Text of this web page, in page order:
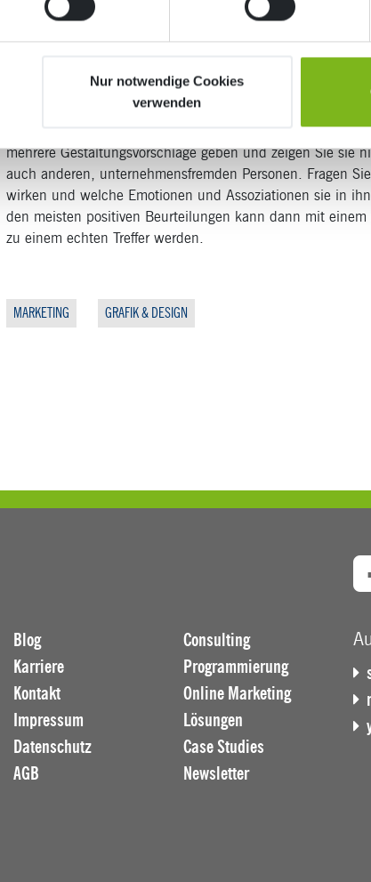
Nur notwendige Cookies
verwenden
verschiedenen Hintergründen anbringen möchten.
Briefköpfen, in satten Farben an der Außenwand des
Fazit: Wenn Sie sich an die vier Regeln Verständlichkeit,
Reproduzierbarkeit halten, kann nichts schief gehen.
mehrere Gestaltungsvorschläge geben und zeigen Sie sie
auch anderen, unternehmensfremden Personen. Fragen
wirken und welche Emotionen und Assoziationen sie in
den meisten positiven Beurteilungen kann dann mit
zu einem echten Treffer werden.
MARKETING GRAFIK & DESIGN
Blog
Karriere
Kontakt
Impressum
Datenschutz
AGB
Consulting
Programmierung
Online Marketing
Lösungen
Case Studies
Newsletter